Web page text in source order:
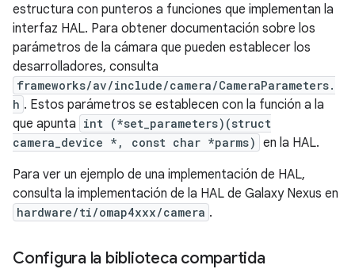
estructura con punteros a funciones que implementan la
interfaz HAL. Para obtener documentación sobre los
parámetros de la cámara que pueden establecer los
desarrolladores, consulta
frameworks/av/include/camera/CameraParameters.
h . Estos parámetros se establecen con la función a la
que apunta int (*set_parameters)(struct
camera_device *, const char *parms) en la HAL.
Para ver un ejemplo de una implementación de HAL,
consulta la implementación de la HAL de Galaxy Nexus en
hardware/ti/omap4xxx/camera .
Configura la biblioteca compartida